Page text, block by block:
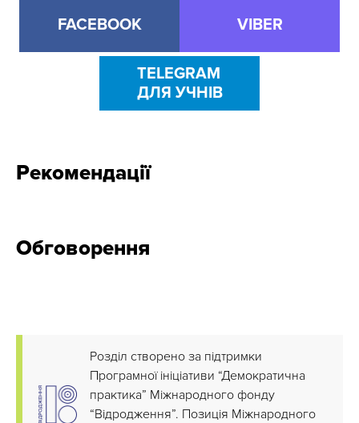
FACEBOOK VIBER
TELEGRAM
ДЛЯ УЧНІВ
Рекомендації
Обговорення
Розділ створено за підтримки
Програмної ініціативи “Демократична
практика” Міжнародного фонду
“Відродження”. Позиція Міжнародного